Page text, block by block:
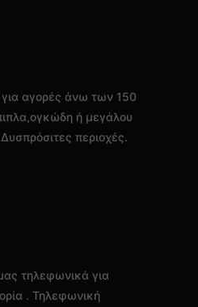
αγορές άνω των 150
ή μεγάλου
περιοχές.
τηλεφωνικά για
. Τηλεφωνική